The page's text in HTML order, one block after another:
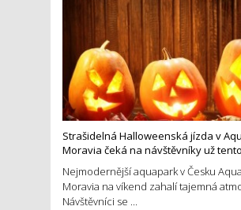
Strašidelná Halloweenská jízda v
Moravia čeká na návštěvníky už
Nejmodernější aquapark v Česku
Moravia na víkend zahalí tajemná
Návštěvníci se ...